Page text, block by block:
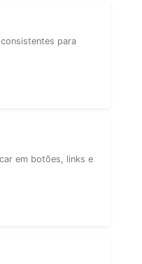
para
em botões, links e